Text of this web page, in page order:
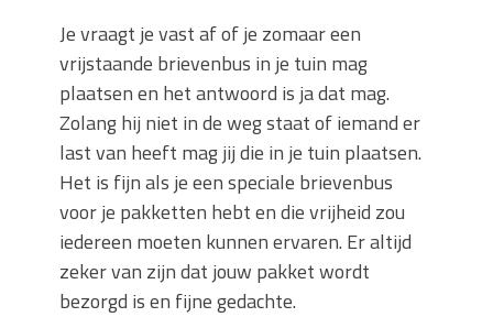
Je vraagt je vast af of je zomaar een
vrijstaande brievenbus in je tuin mag
plaatsen en het antwoord is ja dat mag.
Zolang hij niet in de weg staat of iemand er
last van heeft mag jij die in je tuin plaatsen.
Het is fijn als je een speciale brievenbus
voor je pakketten hebt en die vrijheid zou
iedereen moeten kunnen ervaren. Er altijd
zeker van zijn dat jouw pakket wordt
bezorgd is en fijne gedachte.